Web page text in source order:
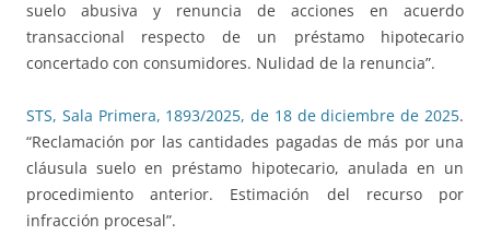
suelo abusiva y renuncia de acciones en acuerdo
transaccional respecto de un préstamo hipotecario
concertado con consumidores. Nulidad de la renuncia”.
STS, Sala Primera, 1893/2025, de 18 de diciembre de 2025.
“Reclamación por las cantidades pagadas de más por una
cláusula suelo en préstamo hipotecario, anulada en un
procedimiento anterior. Estimación del recurso por
infracción procesal”.